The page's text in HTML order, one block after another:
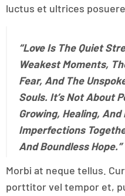
luctus et ultrices posuere
“Love Is The Quiet
Weakest Moments,
Fear, And The
Souls. It’s Not About
Growing, Healing, And
Imperfections
And Boundless Hope.”
Morbi at neque tellus.
porttitor vel tempor et,